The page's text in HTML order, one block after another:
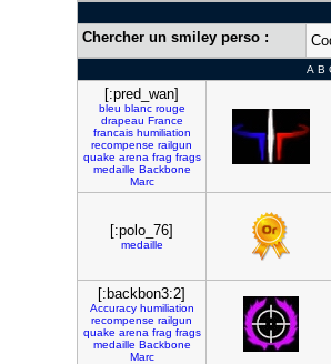
Chercher un smiley perso :
A B
[:pred_wan]
bleu blanc rouge
drapeau France
francais humiliation
recompense railgun
quake arena frag frags
medaille Backbone
Marc
[:polo_76]
medaille
[:backbon3:2]
Accuracy humiliation
recompense railgun
quake arena frag frags
medaille Backbone
Marc